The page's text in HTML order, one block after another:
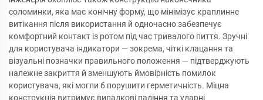
соломинки, яка має конічну форму, що мінімізує краплинне
витікання після використання й одночасно забезпечує
комфортний контакт із ротом під час тривалого пиття. Зручні
для користувача індикатори — зокрема, чіткі клацання та
візуальні позначки правильного положення — підтверджують
належне закриття й зменшують ймовірність помилок
користувача, які могли б порушити герметичність. Міцна
конструкція витримує випадкові падіння та ударні